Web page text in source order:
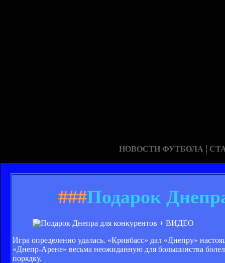
НОВОСТИ ФУТБОЛА |
###Подарок
Игра определенно удалась. «Кривбасс» дал «Днепру»
«Днепр-Арене» весьма неожиданную для большинства
порядку.